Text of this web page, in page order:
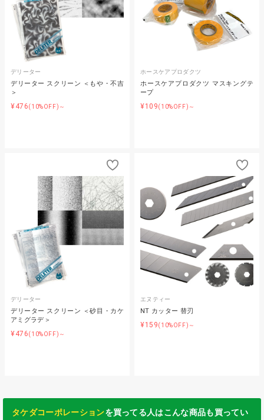
デリーター
デリーター スクリーン ＜もや・不吉
＞
¥476(10%OFF)～
ホースケアプロダクツ
ホースケアプロダクツ マスキングテ
ープ
¥109(10%OFF)～
デリーター
デリーター スクリーン ＜砂目・カケ
アミグラデ＞
¥476(10%OFF)～
エヌティー
NT カッター 替刃
¥159(10%OFF)～
タケダコーポレーションを買ってる人はこんな商品も買ってい